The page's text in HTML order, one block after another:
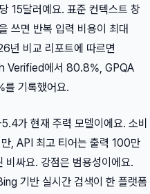
15달러예요. 표준 컨텍스트 창
쓰면 반복 입력 비용이 최대
비교 리포트에 따르면
Verified에서 80.8%, GPQA
기록했어요.
가 현재 주력 모델이에요. 소비
, API 최고 티어는 출력 100만
싸요. 강점은 범용성이에요.
기반 실시간 검색이 한 플랫폼